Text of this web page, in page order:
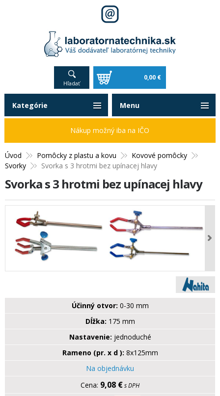
Hľadať
0,00 €
Úvod Pomôcky z plastu a kovu
Kovové pomôcky
Svorky
Svorka s 3 hrotmi bez upínacej hlavy
Svorka s 3 hrotmi bez upínacej hlavy
Účinný otvor: 0-30 mm
Dĺžka: 175 mm
Nastavenie: jednoduché
Rameno (pr. x d ): 8x125mm
Na objednávku
9,08 €s DPH
Kategórie
Nákup možný iba na IČO
Menu